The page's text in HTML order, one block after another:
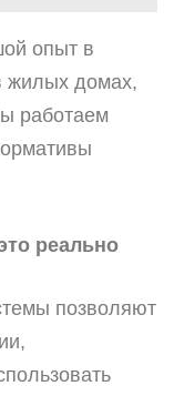
опыт в
жилых домах,
работаем
реально
позволяют